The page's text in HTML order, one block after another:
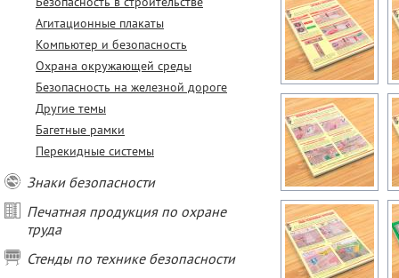
Агитационные плакаты
Компьютер и безопасность
Охрана окружающей среды
Безопасность на железной дороге
Другие темы
Багетные рамки
Перекидные системы
Знаки безопасности
Печатная продукция по охране
труда
Стенды по технике безопасности